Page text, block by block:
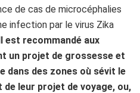
de cas de microcéphalies
infection par le virus Zika
est recommandé aux
un projet de grossesse et
dans des zones où sévit le
de leur projet de voyage, ou,